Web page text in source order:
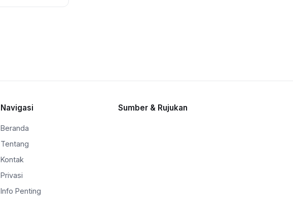
Navigasi
Beranda
Tentang
Kontak
Privasi
Info Penting
Sumber & Rujukan